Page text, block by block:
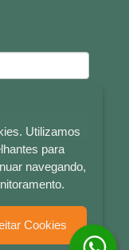
Utilizamos
para
navegando,
Cookies